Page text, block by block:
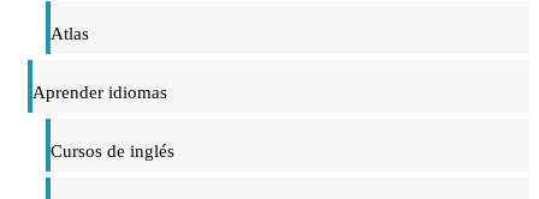
Atlas
Aprender idiomas
Cursos de inglés